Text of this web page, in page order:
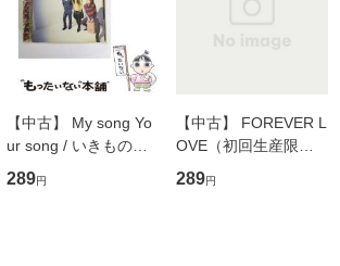
【中古】 My song Yo
ur song / いきものが
かり / [CD]【メール便
送料無料】
289円
【中古】 FOREVER L
OVE（初回生産限定
盤） / 清水翔太×加藤
ミリヤ / [CD]【メール
289円